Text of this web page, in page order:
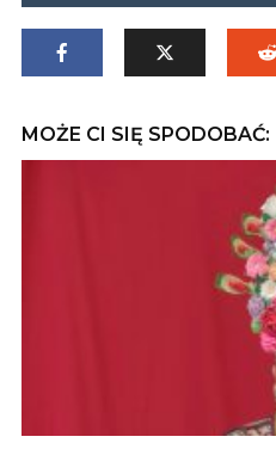
MOŻE CI SIĘ SPODOBAĆ: